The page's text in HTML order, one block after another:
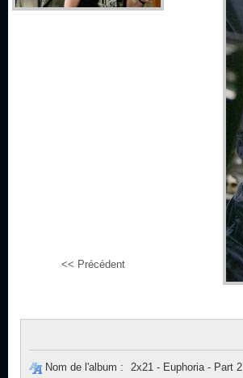
<< Précédent
Nom de l'album :
2x21 - Euphoria - Part 2